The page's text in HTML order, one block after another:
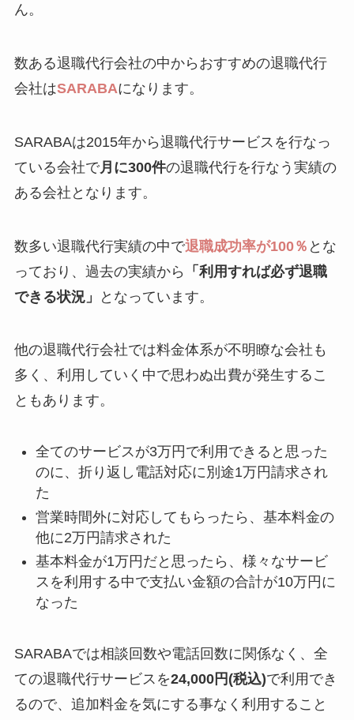
ん。
数ある退職代行会社の中からおすすめの退職代行
会社はSARABAになります。
SARABAは2015年から退職代行サービスを行なっ
ている会社で月に300件の退職代行を行なう実績の
ある会社となります。
数多い退職代行実績の中で退職成功率が100％ とな
っており、過去の実績から
「利用すれば必ず退職
できる状況」
となっています。
他の退職代行会社では料金体系が不明瞭な会社も
多く、利用していく中で思わぬ出費が発生するこ
ともあります。
全てのサービスが3万円で利用できると思った
のに、折り返し電話対応に別途1万円請求され
た
営業時間外に対応してもらったら、基本料金の
他に2万円請求された
基本料金が1万円だと思ったら、様々なサービ
スを利用する中で支払い金額の合計が10万円に
なった
SARABAでは相談回数や電話回数に関係なく、全
ての退職代行サービスを24,000円(税込)で利用でき
るので、追加料金を気にする事なく利用すること